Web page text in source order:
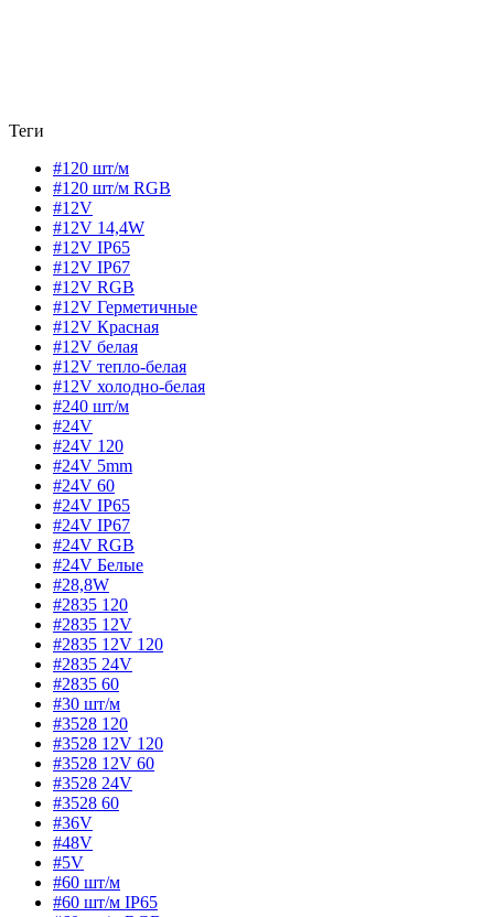
Теги
#120 шт/м
#120 шт/м RGB
#12V
#12V 14,4W
#12V IP65
#12V IP67
#12V RGB
#12V Герметичные
#12V Красная
#12V белая
#12V тепло-белая
#12V холодно-белая
#240 шт/м
#24V
#24V 120
#24V 5mm
#24V 60
#24V IP65
#24V IP67
#24V RGB
#24V Белые
#28,8W
#2835 120
#2835 12V
#2835 12V 120
#2835 24V
#2835 60
#30 шт/м
#3528 120
#3528 12V 120
#3528 12V 60
#3528 24V
#3528 60
#36V
#48V
#5V
#60 шт/м
#60 шт/м IP65